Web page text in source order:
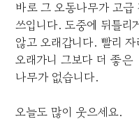
바로 그 오동나무가 고
쓰입니다. 도중에 뒤틀리
않고 오래갑니다. 빨리 자
오래가니 그보다 더 좋은
나무가 없습니다.
오늘도 많이 웃으세요.